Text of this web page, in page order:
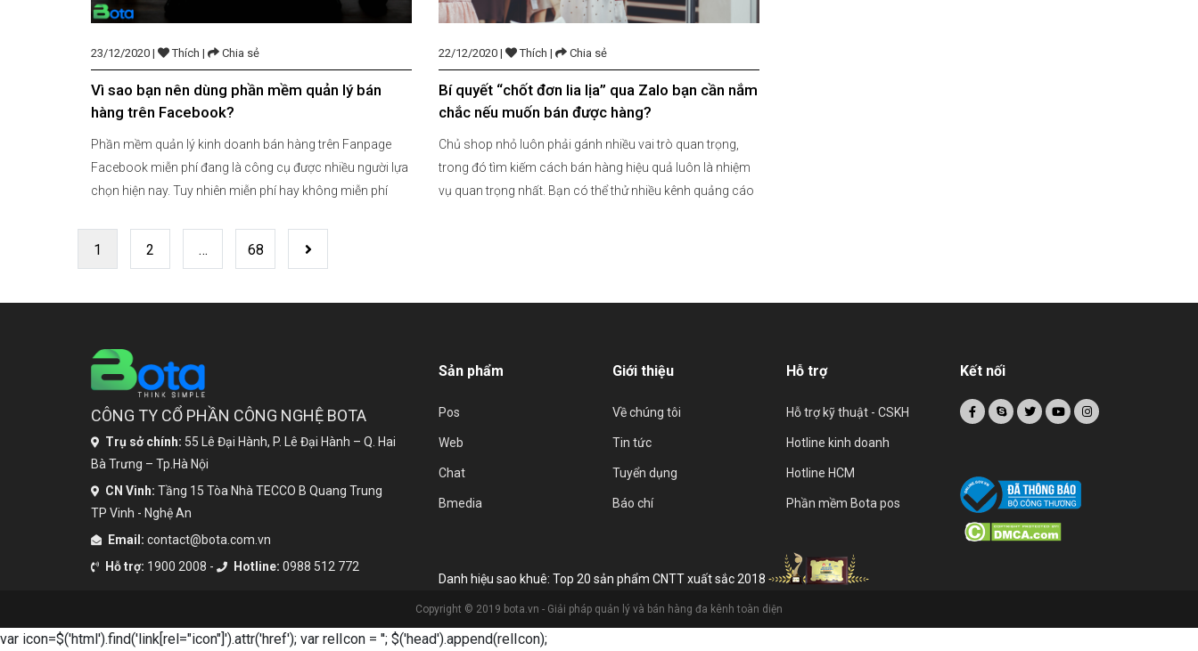
23/12/2020 | Thích | Chia sẻ
Vì sao bạn nên dùng phần mềm quản lý bán
hàng trên Facebook?
Phần mềm quản lý kinh doanh bán hàng trên Fanpage
Facebook miễn phí đang là công cụ được nhiều người lựa
chọn hiện nay. Tuy nhiên miễn phí hay không miễn phí
22/12/2020 | Thích | Chia sẻ
Bí quyết “chốt đơn lia lịa” qua Zalo bạn cần nắm
chắc nếu muốn bán được hàng?
Chủ shop nhỏ luôn phải gánh nhiều vai trò quan trọng,
trong đó tìm kiếm cách bán hàng hiệu quả luôn là nhiệm
vụ quan trọng nhất. Bạn có thể thử nhiều kênh quảng cáo
1 2 … 68 Trang
CÔNG TY CỔ PHẦN CÔNG NGHỆ BOTA
Trụ sở chính: 55 Lê Đại Hành, P. Lê Đại Hành – Q. Hai
Bà Trưng – Tp.Hà Nội
CN Vinh: Tầng 15 Tòa Nhà TECCO B Quang Trung
TP Vinh - Nghệ An
Email: contact@bota.com.vn
Hỗ trợ: 1900 2008 - Hotline: 0988 512 772
Sản phẩm
Pos
Web
Chat
Bmedia
Giới thiệu
Về chúng tôi
Tin tức
Tuyển dụng
Báo chí
Hỗ trợ
Hỗ trợ kỹ thuật - CSKH
Hotline kinh doanh
Hotline HCM
Phần mềm Bota pos
Kết nối
Danh hiệu sao khuê: Top 20 sản phẩm CNTT xuất sắc 2018
Copyright © 2019 bota.vn - Giải pháp quản lý và bán hàng đa kênh toàn diện
var icon=$('html').find('link[rel="icon"]').attr('href'); var relIcon = ''; $('head').append(relIcon);